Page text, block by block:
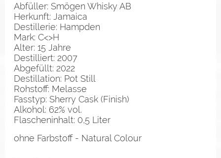
Abfüller: Smögen Whisky AB
Herkunft: Jamaica
Destillerie: Hampden
Mark: C<>H
Alter: 15 Jahre
Destilliert: 2007
Abgefüllt: 2022
Destillation: Pot Still
Rohstoff: Melasse
Fasstyp: Sherry Cask (Finish)
Alkohol: 62% vol.
Flascheninhalt: 0,5 Liter
ohne Farbstoff - Natural Colour